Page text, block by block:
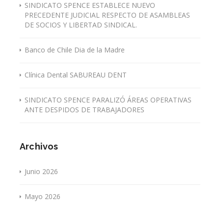
SINDICATO SPENCE ESTABLECE NUEVO
PRECEDENTE JUDICIAL RESPECTO DE ASAMBLEAS
DE SOCIOS Y LIBERTAD SINDICAL.
Banco de Chile Dia de la Madre
Clínica Dental SABUREAU DENT
SINDICATO SPENCE PARALIZÓ ÁREAS OPERATIVAS
ANTE DESPIDOS DE TRABAJADORES
Archivos
Junio 2026
Mayo 2026